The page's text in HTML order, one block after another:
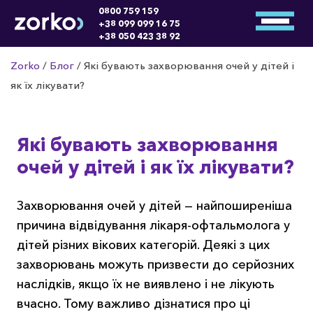
0800 759 159
+38 099 099 16 75
+38 050 423 38 92
Zorko / Блог / Які бувають захворювання очей у дітей і
як їх лікувати?
Які бувають захворювання
очей у дітей і як їх лікувати?
Захворювання очей у дітей — найпоширеніша
причина відвідування лікаря-офтальмолога у
дітей різних вікових категорій. Деякі з цих
захворювань можуть призвести до серйозних
наслідків, якщо їх не виявлено і не лікують
вчасно. Тому важливо дізнатися про ці